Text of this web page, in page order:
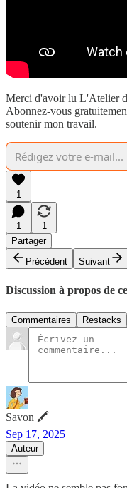
Merci d'avoir lu L'Atelier
Abonnez-vous
soutenir mon travail.
1
1
1
Partager
Précédent
Suivant
Discussion à propos de
Commentaires Restacks
Savon 🖍
Sep 17, 2025
Auteur